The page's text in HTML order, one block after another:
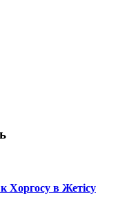
Хоргосу в Жетісу